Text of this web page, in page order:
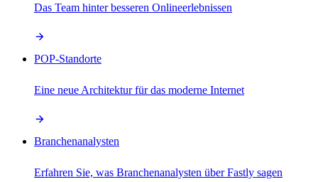
Das Team hinter besseren Onlineerlebnissen
POP-Standorte
Eine neue Architektur für das moderne Internet
Branchenanalysten
Erfahren Sie, was Branchenanalysten über Fastly sagen